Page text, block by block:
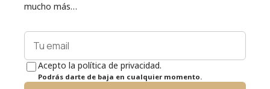
mucho más…
Acepto la política de privacidad.
Podrás darte de baja en cualquier momento.